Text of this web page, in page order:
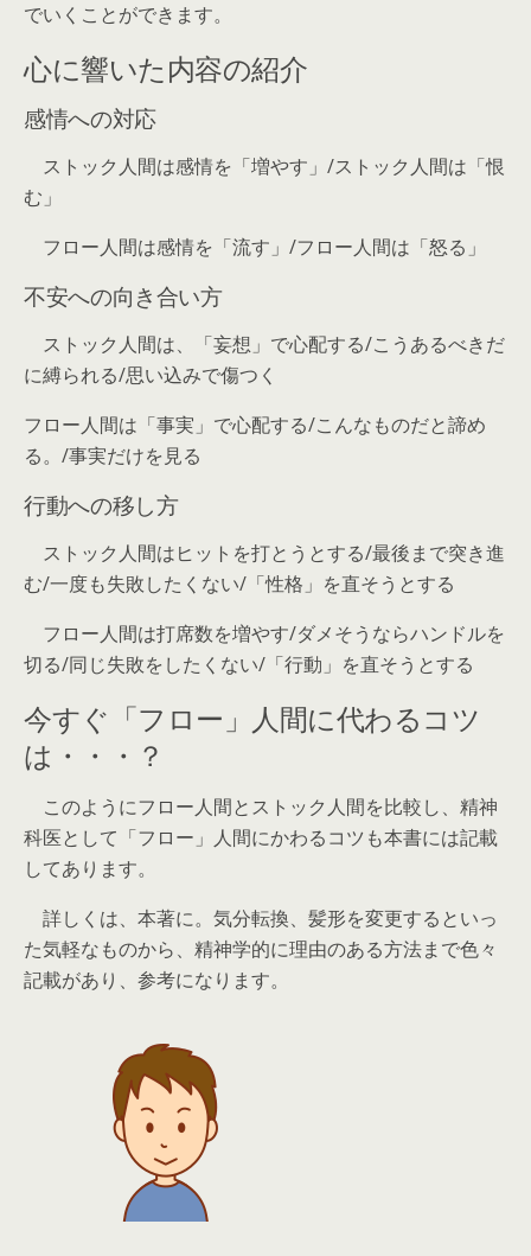
でいくことができます。
心に響いた内容の紹介
感情への対応
ストック人間は感情を「増やす」/ストック人間は「恨
む」
フロー人間は感情を「流す」/フロー人間は「怒る」
不安への向き合い方
ストック人間は、「妄想」で心配する/こうあるべきだ
に縛られる/思い込みで傷つく
フロー人間は「事実」で心配する/こんなものだと諦め
る。/事実だけを見る
行動への移し方
ストック人間はヒットを打とうとする/最後まで突き進
む/一度も失敗したくない/「性格」を直そうとする
フロー人間は打席数を増やす/ダメそうならハンドルを
切る/同じ失敗をしたくない/「行動」を直そうとする
今すぐ「フロー」人間に代わるコツ
は・・・？
このようにフロー人間とストック人間を比較し、精神
科医として「フロー」人間にかわるコツも本書には記載
してあります。
詳しくは、本著に。気分転換、髪形を変更するといっ
た気軽なものから、精神学的に理由のある方法まで色々
記載があり、参考になります。